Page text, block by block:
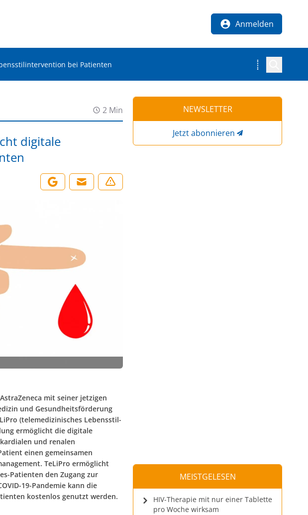
Anmelden
bei Patienten
2 Min
digitale
mit seiner jetzigen
und Gesundheitsförderung
(telemedizinisches Lebensstil-
ermöglicht die digitale
und renalen
einen gemeinsamen
TeLiPro ermöglicht
Patienten den Zugang zur
19-Pandemie kann die
kostenlos genutzt werden.
NEWSLETTER
Jetzt abonnieren
MEISTGELESEN
HIV-Therapie mit nur einer Tablette
pro Woche wirksam